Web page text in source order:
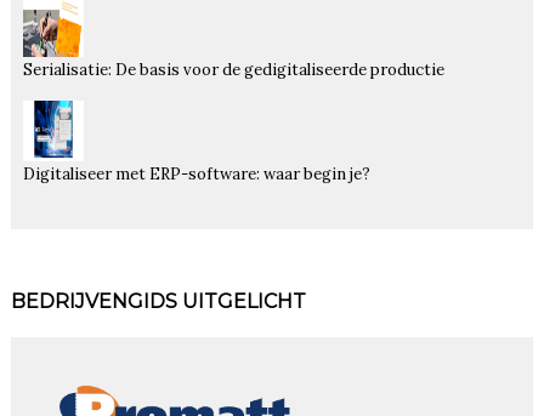
Serialisatie: De basis voor de gedigitaliseerde productie
Digitaliseer met ERP-software: waar begin je?
BEDRIJVENGIDS UITGELICHT